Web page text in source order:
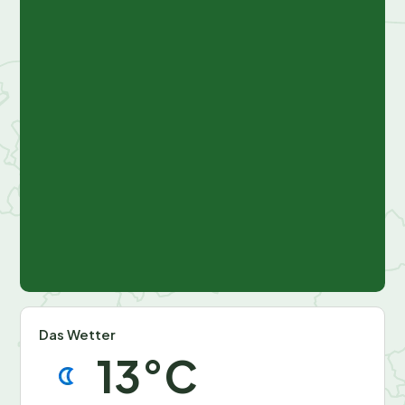
wetterunabhängige Angebote
wie einen Spieleraum und einen
TV-Raum mit Kinderfilmen. Im
Das Wetter
13°C